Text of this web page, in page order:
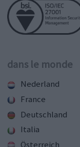
dans le monde
Nederland
France
Deutschland
Italia
Österreich